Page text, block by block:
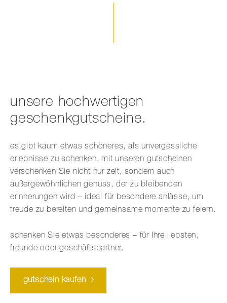
unsere hochwertigen
geschenkgutscheine.
es gibt kaum etwas schöneres, als unvergessliche
erlebnisse zu schenken. mit unseren gutscheinen
verschenken Sie nicht nur zeit, sondern auch
außergewöhnlichen genuss, der zu bleibenden
erinnerungen wird – ideal für besondere anlässe, um
freude zu bereiten und gemeinsame momente zu feiern.
schenken Sie etwas besonderes – für Ihre liebsten,
freunde oder geschäftspartner.
gutschein kaufen